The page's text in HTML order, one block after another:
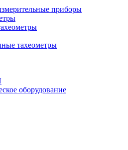
приборы
тахеометры
оборудование